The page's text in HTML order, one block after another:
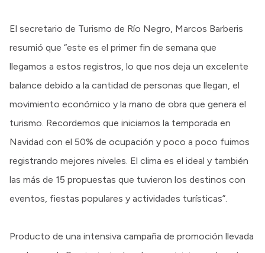
El secretario de Turismo de Río Negro, Marcos Barberis
resumió que “este es el primer fin de semana que
llegamos a estos registros, lo que nos deja un excelente
balance debido a la cantidad de personas que llegan, el
movimiento económico y la mano de obra que genera el
turismo. Recordemos que iniciamos la temporada en
Navidad con el 50% de ocupación y poco a poco fuimos
registrando mejores niveles. El clima es el ideal y también
las más de 15 propuestas que tuvieron los destinos con
eventos, fiestas populares y actividades turísticas”.
Producto de una intensiva campaña de promoción llevada